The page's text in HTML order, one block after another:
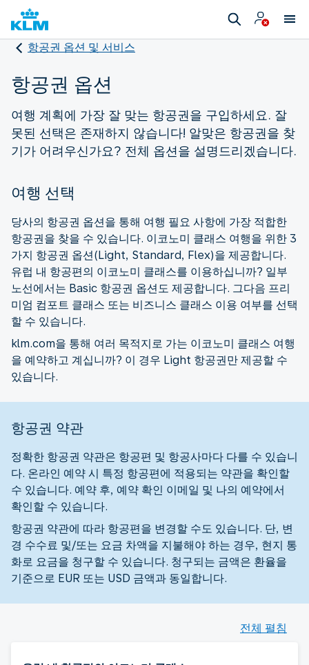
항공권 옵션 및 서비스
항공권 옵션
여행 계획에 가장 잘 맞는 항공권을 구입하세요. 잘
못된 선택은 존재하지 않습니다! 알맞은 항공권을 찾
기가 어려우신가요? 전체 옵션을 설명드리겠습니다.
여행 선택
당사의 항공권 옵션을 통해 여행 필요 사항에 가장 적합한
항공권을 찾을 수 있습니다. 이코노미 클래스 여행을 위한 3
가지 항공권 옵션(Light, Standard, Flex)을 제공합니다.
유럽 내 항공편의 이코노미 클래스를 이용하십니까? 일부
노선에서는 Basic 항공권 옵션도 제공합니다. 그다음 프리
미엄 컴포트 클래스 또는 비즈니스 클래스 이용 여부를 선택
할 수 있습니다.
klm.com을 통해 여러 목적지로 가는 이코노미 클래스 여행
을 예약하고 계십니까? 이 경우 Light 항공권만 제공할 수
있습니다.
항공권 약관
정확한 항공권 약관은 항공편 및 항공사마다 다를 수 있습니
다. 온라인 예약 시 특정 항공편에 적용되는 약관을 확인할
수 있습니다. 예약 후, 예약 확인 이메일 및 나의 예약에서
확인할 수 있습니다.
항공권 약관에 따라 항공편을 변경할 수도 있습니다. 단, 변
경 수수료 및/또는 요금 차액을 지불해야 하는 경우, 현지 통
화로 요금을 청구할 수 있습니다. 청구되는 금액은 환율을
기준으로 EUR 또는 USD 금액과 동일합니다.
전체 펼침